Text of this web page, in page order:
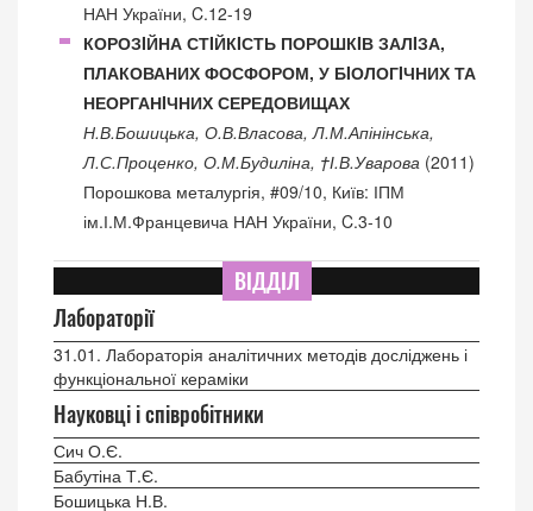
НАН України, C.12-19
КОРОЗIЙНА СТIЙКIСТЬ ПОРОШКIВ ЗАЛIЗА,
ПЛАКОВАНИХ ФОСФОРОМ, У БIОЛОГIЧНИХ ТА
НЕОРГАНIЧНИХ СЕРЕДОВИЩАХ
Н.В.Бошицька, О.В.Власова, Л.М.Апінінська,
Л.С.Проценко, О.М.Будиліна, †І.В.Уварова (2011)
Порошкова металургія, #09/10, Київ: ІПМ
ім.І.М.Францевича НАН України, C.3-10
ВІДДІЛ
Лабораторії
31.01. Лабораторія аналітичних методів досліджень і
функціональної кераміки
Науковці і співробітники
Сич О.Є.
Бабутіна Т.Є.
Бошицька Н.В.